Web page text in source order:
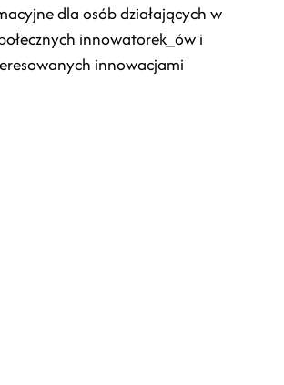
dla osób działających w
innowatorek_ów i
innowacjami